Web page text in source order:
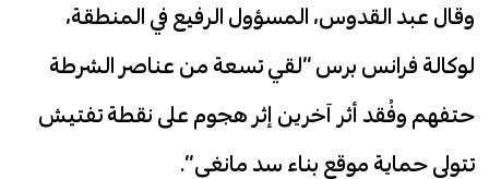
وقال عبد القدوس، المسؤول الرفيع في المنطقة،
لوكالة فرانس برس “لقي تسعة من عناصر الشرطة
حتفهم وفُقد أثر آخرين إثر هجوم على نقطة تفتيش
تتولى حماية موقع بناء سد مانغي”.